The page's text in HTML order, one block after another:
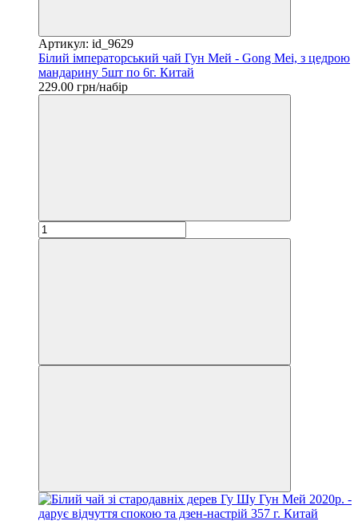
Артикул: id_9629
Білий імператорський чай Гун Мей - Gong Mei, з цедрою
мандарину 5шт по 6г. Китай
229.00 грн/набір